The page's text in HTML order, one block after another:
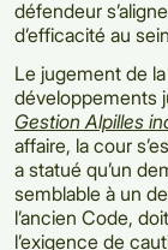
défendeur
d’efficacité au
Le jugement de
développements
Gestion Alpilles
affaire, la cour
a statué qu’un
semblable à un
l’ancien Code,
l’exigence de